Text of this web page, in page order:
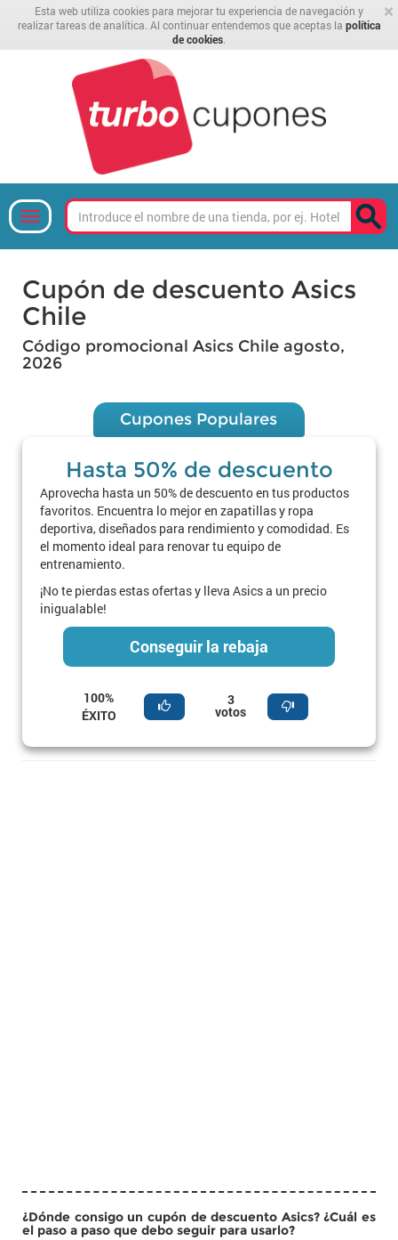
×
Esta web utiliza cookies para mejorar tu experiencia de navegación y
realizar tareas de analítica. Al continuar entendemos que aceptas la política
de cookies
Cupón de descuento Asics
Chile
Código promocional Asics Chile agosto,
2026
Cupones Populares
Hasta 50% de descuento
Aprovecha hasta un 50% de descuento en tus productos
favoritos. Encuentra lo mejor en zapatillas y ropa
deportiva, diseñados para rendimiento y comodidad. Es
el momento ideal para renovar tu equipo de
entrenamiento.
¡No te pierdas estas ofertas y lleva Asics a un precio
inigualable!
Conseguir la rebaja
100%
ÉXITO
3
votos
¿Dónde consigo un cupón de descuento Asics? ¿Cuál es
el paso a paso que debo seguir para usarlo?